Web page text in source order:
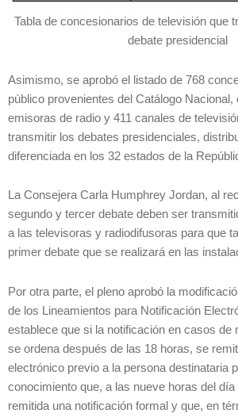
Tabla de concesionarios de televisión que
debate presidencial
Asimismo, se aprobó el listado de 768
público provenientes del Catálogo
emisoras de radio y 411 canales de
transmitir los debates presidenciales,
diferenciada en los 32 estados de la
La Consejera Carla Humphrey Jordan, al
segundo y tercer debate deben ser
a las televisoras y radiodifusoras para que
primer debate que se realizará en las
Por otra parte, el pleno aprobó la
de los Lineamientos para Notificación
establece que si la notificación en casos de
se ordena después de las 18 horas, se
electrónico previo a la persona destinataria
conocimiento que, a las nueve horas del
remitida una notificación formal y que, en